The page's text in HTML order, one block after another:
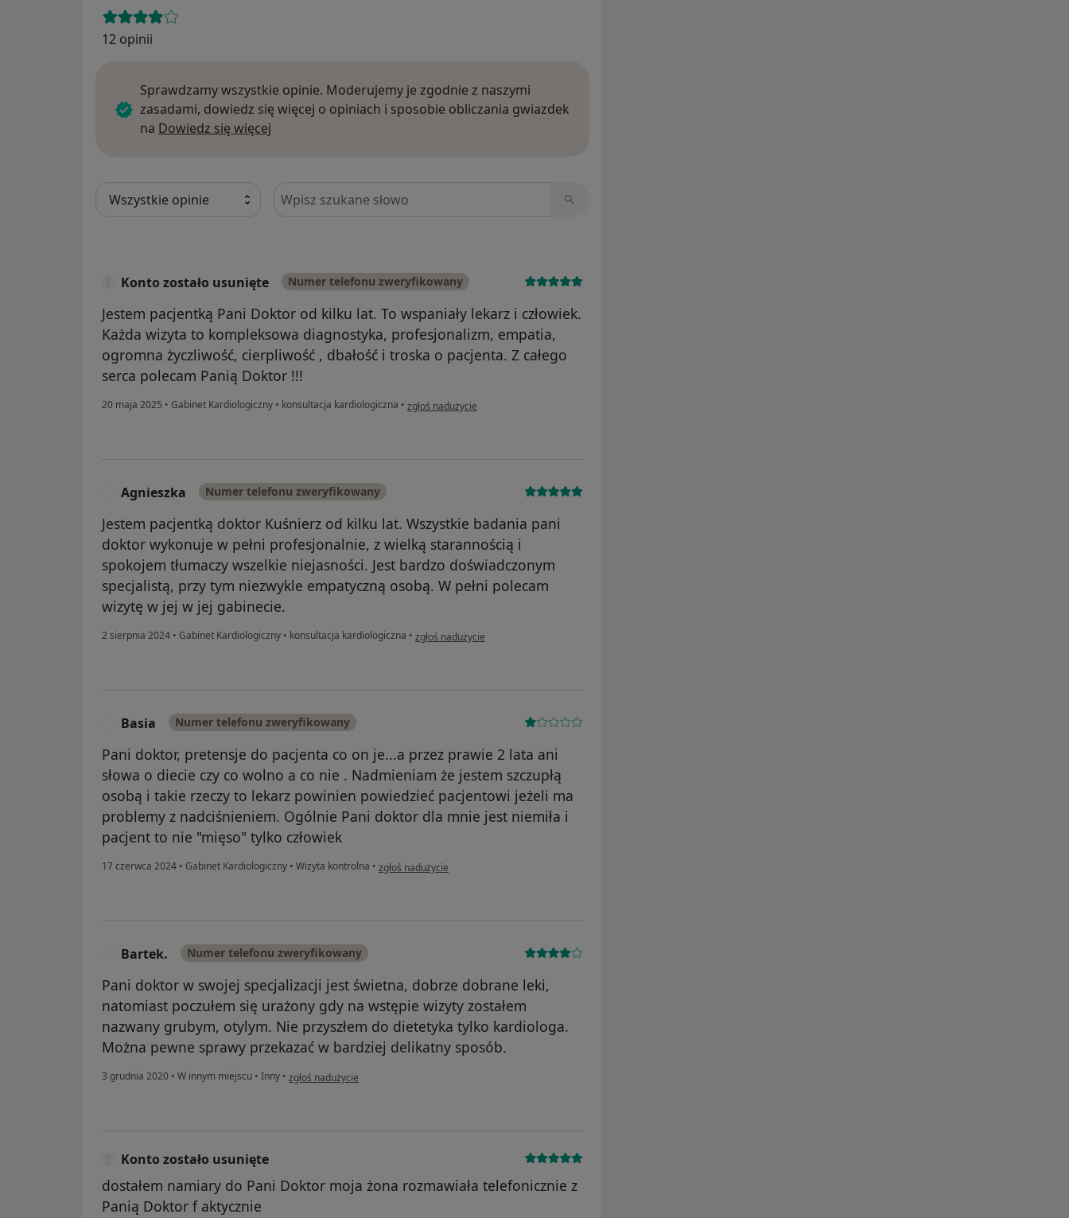
12 opinii
Sprawdzamy wszystkie opinie. Moderujemy je zgodnie z naszymi
zasadami, dowiedz się więcej o opiniach i sposobie obliczania gwiazdek
na Dowiedz się więcej
Szukaj w opiniach
Konto zostało usunięte Numer telefonu zweryfikowany
Jestem pacjentką Pani Doktor od kilku lat. To wspaniały lekarz i człowiek.
Każda wizyta to kompleksowa diagnostyka, profesjonalizm, empatia,
ogromna życzliwość, cierpliwość , dbałość i troska o pacjenta. Z całego
serca polecam Panią Doktor !!!
20 maja 2025 • Gabinet Kardiologiczny • konsultacja kardiologiczna • w opinii użytkownika Konto zostało usunięte
zgłoś nadużycie
Agnieszka Numer telefonu zweryfikowany
Jestem pacjentką doktor Kuśnierz od kilku lat. Wszystkie badania pani
doktor wykonuje w pełni profesjonalnie, z wielką starannością i
spokojem tłumaczy wszelkie niejasności. Jest bardzo doświadczonym
specjalistą, przy tym niezwykle empatyczną osobą. W pełni polecam
wizytę w jej w jej gabinecie.
2 sierpnia 2024 • Gabinet Kardiologiczny • konsultacja kardiologiczna • w opinii użytkownika Agnieszka
zgłoś nadużycie
Basia Numer telefonu zweryfikowany
Pani doktor, pretensje do pacjenta co on je...a przez prawie 2 lata ani
słowa o diecie czy co wolno a co nie . Nadmieniam że jestem szczupłą
osobą i takie rzeczy to lekarz powinien powiedzieć pacjentowi jeżeli ma
problemy z nadciśnieniem. Ogólnie Pani doktor dla mnie jest niemiła i
pacjent to nie "mięso" tylko człowiek
17 czerwca 2024 • Gabinet Kardiologiczny • Wizyta kontrolna • w opinii użytkownika Basia
zgłoś nadużycie
Bartek. Numer telefonu zweryfikowany
Pani doktor w swojej specjalizacji jest świetna, dobrze dobrane leki,
natomiast poczułem się urażony gdy na wstępie wizyty zostałem
nazwany grubym, otylym. Nie przyszłem do dietetyka tylko kardiologa.
Można pewne sprawy przekazać w bardziej delikatny sposób.
3 grudnia 2020 • W innym miejscu • Inny • w opinii użytkownika Bartek.
zgłoś nadużycie
Konto zostało usunięte
dostałem namiary do Pani Doktor moja żona rozmawiała telefonicznie z
Panią Doktor f aktycznie